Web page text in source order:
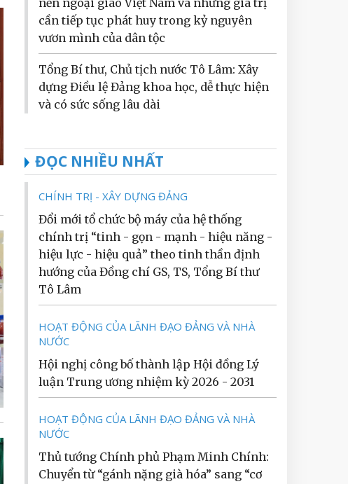
nền ngoại giao Việt Nam và những giá trị
cần tiếp tục phát huy trong kỷ nguyên
vươn mình của dân tộc
Tổng Bí thư, Chủ tịch nước Tô Lâm: Xây
dựng Điều lệ Đảng khoa học, dễ thực hiện
và có sức sống lâu dài
ĐỌC NHIỀU NHẤT
CHÍNH TRỊ - XÂY DỰNG ĐẢNG
Đổi mới tổ chức bộ máy của hệ thống
chính trị “tinh - gọn - mạnh - hiệu năng -
hiệu lực - hiệu quả” theo tinh thần định
hướng của Đồng chí GS, TS, Tổng Bí thư
Tô Lâm
HOẠT ĐỘNG CỦA LÃNH ĐẠO ĐẢNG VÀ NHÀ
NƯỚC
Hội nghị công bố thành lập Hội đồng Lý
luận Trung ương nhiệm kỳ 2026 - 2031
HOẠT ĐỘNG CỦA LÃNH ĐẠO ĐẢNG VÀ NHÀ
NƯỚC
Thủ tướng Chính phủ Phạm Minh Chính:
Chuyển từ “gánh nặng già hóa” sang “cơ